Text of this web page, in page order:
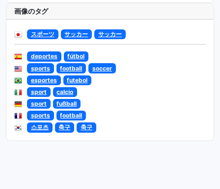
画像のタグ
スポーツ サッカー サッカー
deportes
fútbol
sports
football
soccer
esportes
futebol
sport
calcio
sport
fußball
sports
football
스포츠
축구 축구